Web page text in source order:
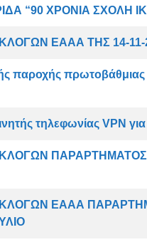
“90 ΧΡΟΝΙΑ ΣΧΟΛΗ
ΕΑΑΑ ΤΗΣ 14-11-
παροχής πρωτοβάθμιας
τηλεφωνίας VPN
ΠΑΡΑΡΤΗΜΑΤΟΣ
ΕΑΑΑ